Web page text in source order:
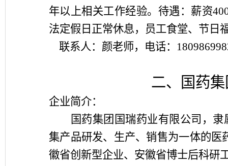
年以上相关工作经验。待遇：薪资
法定假日正常休息，员工食堂、节日
联系人：颜老师，电话：
二、国药
企业简介：
国药集团国瑞药业有限公司，
集产品研发、生产、销售为一体的
徽省创新型企业、安徽省博士后科研